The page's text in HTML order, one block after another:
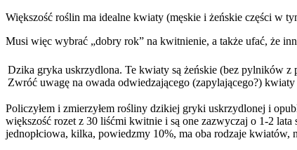
Większość roślin ma idealne kwiaty (męskie i żeńskie części w
Musi więc wybrać „dobry rok” na kwitnienie, a także ufać, że
Dzika gryka uskrzydlona. Te kwiaty są żeńskie (bez pylników z
Zwróć uwagę na owada odwiedzającego (zapylającego?) kwiaty
Policzyłem i zmierzyłem rośliny dzikiej gryki uskrzydlonej i
większość rozet z 30 liśćmi kwitnie i są one zazwyczaj o 1-2
jednopłciowa, kilka, powiedzmy 10%, ma oba rodzaje kwiatów,